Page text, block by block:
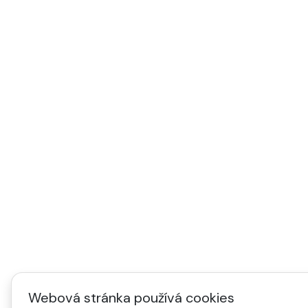
Webová stránka používá cookies